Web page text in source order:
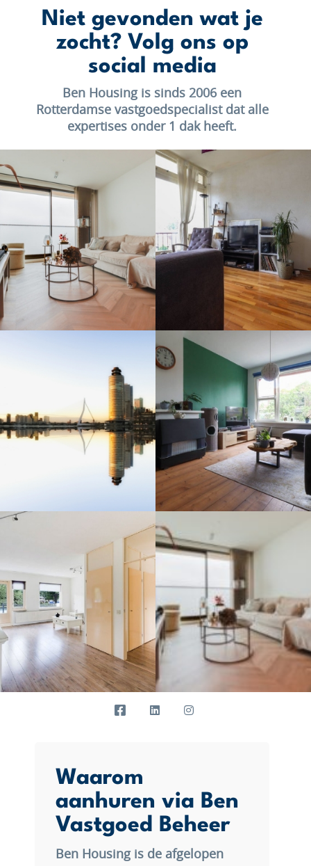
Niet gevonden wat je
zocht? Volg ons op
social media
Ben Housing is sinds 2006 een
Rotterdamse vastgoedspecialist dat alle
expertises onder 1 dak heeft.
Waarom
aanhuren via Ben
Vastgoed Beheer
Ben Housing is de afgelopen